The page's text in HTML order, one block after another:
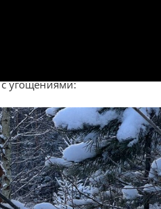
угощениями: